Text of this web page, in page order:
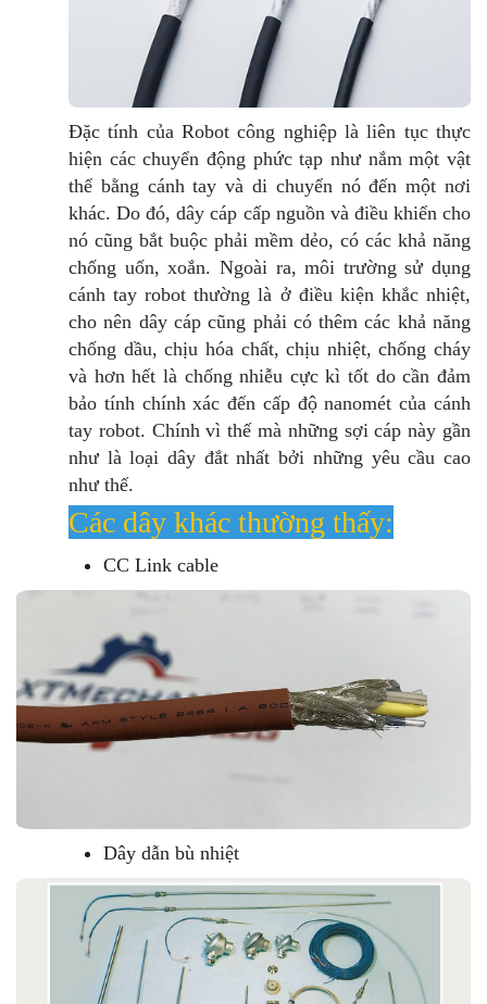
Đặc tính của Robot công nghiệp là liên tục thực
hiện các chuyển động phức tạp như nắm một vật
thể bằng cánh tay và di chuyển nó đến một nơi
khác.Do đó, dây cáp cấp nguồn và điều khiển cho
nó cũng bắt buộc phải mềm dẻo, có các khả năng
chống uốn, xoắn. Ngoài ra, môi trường sử dụng
cánh tay robot thường là ở điều kiện khắc nhiệt,
cho nên dây cáp cũng phải có thêm các khả năng
chống dầu, chịu hóa chất, chịu nhiệt, chống cháy
và hơn hết là chống nhiễu cực kì tốt do cần đảm
bảo tính chính xác đến cấp độ nanomét của cánh
tay robot. Chính vì thế mà những sợi cáp này gần
như là loại dây đắt nhất bởi những yêu cầu cao
như thế.
Các dây khác thường thấy:
CC Link cable
Dây dẫn bù nhiệt